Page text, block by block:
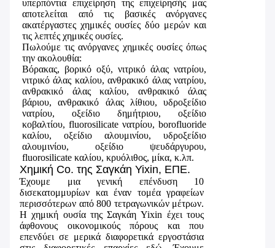
υπερπόντια επιχείρηση της επιχείρησής μας
αποτελείται από τις βασικές ανόργανες
ακατέργαστες χημικές ουσίες δύο μερών και
τις λεπτές χημικές ουσίες.
Πωλούμε τις ανόργανες χημικές ουσίες όπως
την ακολουθία:
Βόρακας, βορικό οξύ, νιτρικό άλας νατρίου,
νιτρικό άλας καλίου, ανθρακικό άλας νατρίου,
ανθρακικό άλας καλίου, ανθρακικό άλας
βάριου, ανθρακικό άλας λίθιου, υδροξείδιο
νατρίου, οξείδιο δημήτριου, οξείδιο
κοβαλτίου, fluorosilicate νατρίου, borofluoride
καλίου, οξείδιο αλουμινίου, υδροξείδιο
αλουμινίου, οξείδιο ψευδάργυρου,
fluorosilicate καλίου, κρυόλιθος, μίκα, κ.λπ.
Χημική Co. της Σαγκάη Yixin, ΕΠΕ.
Έχουμε μια γενική επένδυση 10
δισεκατομμυρίων και έναν τομέα γραφείων
περισσότερων από 800 τετραγωνικών μέτρων.
Η χημική ουσία της Σαγκάη Yixin έχει τους
άφθονους οικονομικούς πόρους και που
επενδύει σε μερικά διαφορετικά εργοστάσια